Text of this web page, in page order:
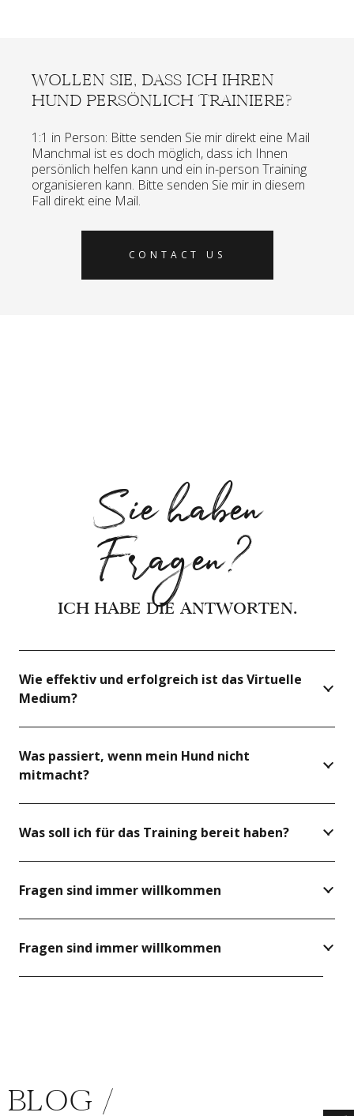
WOLLEN SIE, DASS ICH IHREN
HUND PERSÖNLICH TRAINIERE?
1:1 in Person: Bitte senden Sie mir direkt eine Mail
Manchmal ist es doch möglich, dass ich Ihnen
persönlich helfen kann und ein in-person Training
organisieren kann. Bitte senden Sie mir in diesem
Fall direkt eine Mail.
CONTACT US
Sie haben
Fragen?
ICH HABE DIE ANTWORTEN.
Wie effektiv und erfolgreich ist das Virtuelle
Medium?
Was passiert, wenn mein Hund nicht
mitmacht?
Was soll ich für das Training bereit haben?
Fragen sind immer willkommen
Fragen sind immer willkommen
BLOG /